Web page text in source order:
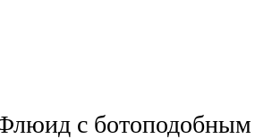
с ботоподобным